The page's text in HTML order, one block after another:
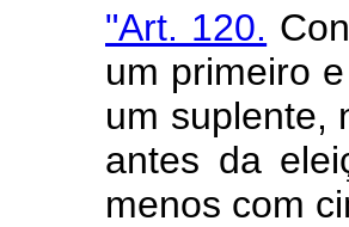
"Art. 120.
um primeiro
um suplente,
antes da
menos com